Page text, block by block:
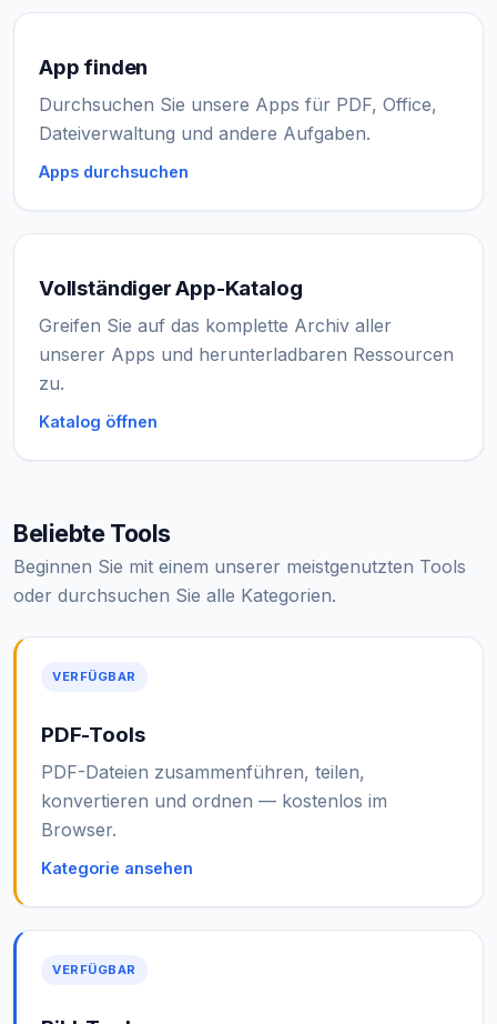
App finden
Durchsuchen Sie unsere Apps für PDF, Office,
Dateiverwaltung und andere Aufgaben.
Apps durchsuchen
Vollständiger App-Katalog
Greifen Sie auf das komplette Archiv aller
unserer Apps und herunterladbaren Ressourcen
zu.
Katalog öffnen
Beliebte Tools
Beginnen Sie mit einem unserer meistgenutzten Tools
oder durchsuchen Sie alle Kategorien.
VERFÜGBAR
PDF-Tools
PDF-Dateien zusammenführen, teilen,
konvertieren und ordnen — kostenlos im
Browser.
Kategorie ansehen
VERFÜGBAR